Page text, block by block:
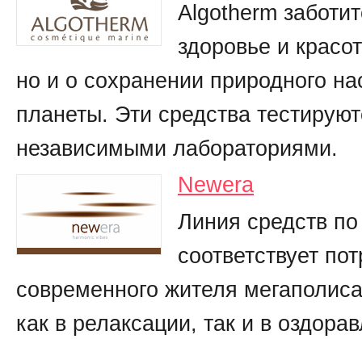
Algotherm
здоровье и
но и о сохранении природного
планеты. Эти средства
независимыми лабораториями.
Newera
Линия средств
соответствует
современного жителя
как в релаксации, так и в